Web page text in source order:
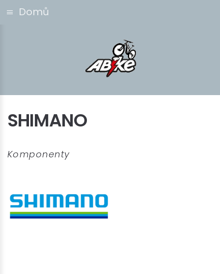
Domů
SHIMANO
Komponenty